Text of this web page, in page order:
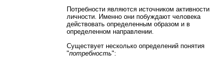
Потребности являются источником активности
личности. Именно они побуждают человека
действовать определенным образом и в
определенном направлении.
Существует несколько определений понятия
"потребность":